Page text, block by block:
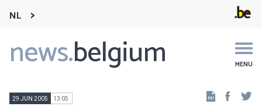
NL
news.belgium MENU
Main
navigation
29 JUN 2005 13:05